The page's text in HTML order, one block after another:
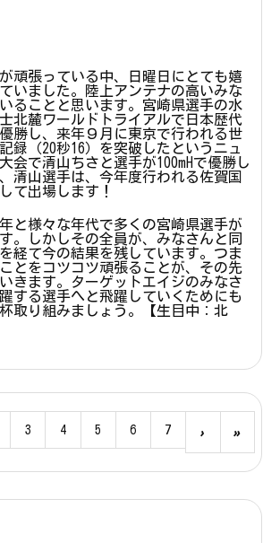
頑張っている中、日曜日にとても嬉
いました。陸上アンテナの高いみな
ることと思います。宮崎県選手の水
北麓ワールドトライアルで日本歴代
勝し、来年９月に東京で行われる世
録（20秒16）を突破したというニュ
会で清山ちさと選手が100mHで優勝し
清山選手は、今年度行われる佐賀国
て出場します！
と様々な年代で多くの宮崎県選手が
。しかしその全員が、みなさんと同
経て今の結果を残しています。つま
とをコツコツ頑張ることが、その先
きます。ターゲットエイジのみなさ
する選手へと飛躍していくためにも
取り組みましょう。【生目中：北
3 4 5 6 7 › »